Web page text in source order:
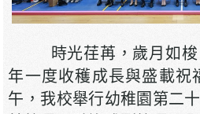
時光荏苒，歲月如梭
年一度收穫成長與盛載祝
午，我校舉行幼稚園第二